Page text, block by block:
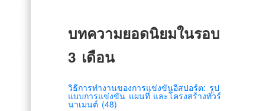
บทความยอดนิยมในรอบ
3 เดือน
วิธีการทำงานของการแข่งขันอีสปอร์ต: รูป
แบบการแข่งขัน แผนที่ และโครงสร้างทัวร์
นาเมนต์ (48)